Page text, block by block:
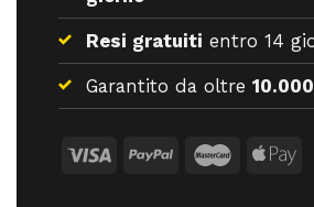
Resi gratuiti entro 14
Garantito da oltre